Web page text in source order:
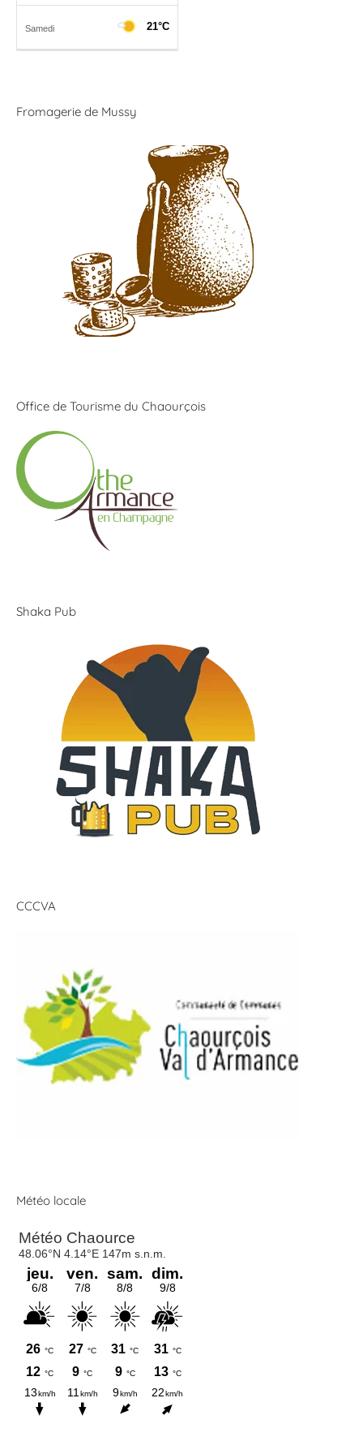
Fromagerie de Mussy
Office de Tourisme du Chaourçois
Shaka Pub
CCCVA
Météo locale